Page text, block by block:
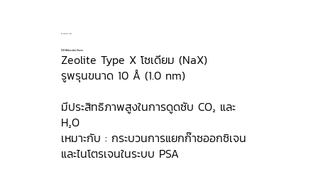
13X Molecular Sieve
13X Molecular Sieve
Zeolite Type X โซเดียม (NaX)
รูพรุนขนาด 10 Å (1.0 nm)
มีประสิทธิภาพสูงในการดูดซับ CO₂ และ
H₂O
เหมาะกับ : กระบวนการแยกก๊าซออกซิเจน
และไนโตรเจนในระบบ PSA